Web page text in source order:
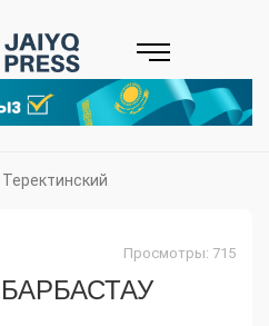
Теректинский
Просмотры: 715